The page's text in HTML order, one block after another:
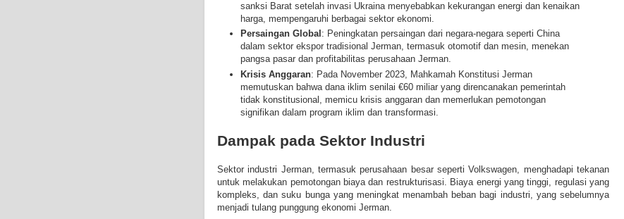
sanksi Barat setelah invasi Ukraina menyebabkan kekurangan energi dan kenaikan
harga, mempengaruhi berbagai sektor ekonomi.
Persaingan Global : Peningkatan persaingan dari negara-negara seperti China
dalam sektor ekspor tradisional Jerman, termasuk otomotif dan mesin, menekan
pangsa pasar dan profitabilitas perusahaan Jerman.
Krisis Anggaran: Pada November 2023, Mahkamah Konstitusi Jerman
memutuskan bahwa dana iklim senilai €60 miliar yang direncanakan pemerintah
tidak konstitusional, memicu krisis anggaran dan memerlukan pemotongan
signifikan dalam program iklim dan transformasi.
Dampak pada Sektor Industri
Sektor industri Jerman, termasuk perusahaan besar seperti Volkswagen, menghadapi tekanan
untuk melakukan pemotongan biaya dan restrukturisasi. Biaya energi yang tinggi, regulasi yang
kompleks, dan suku bunga yang meningkat menambah beban bagi industri, yang sebelumnya
menjadi tulang punggung ekonomi Jerman.